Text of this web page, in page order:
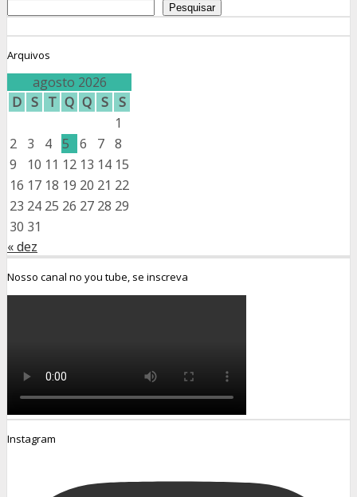
Pesquisar
Arquivos
agosto 2026
D S T Q Q S
S
1
2
3 4 5 6 7 8
9
10 11 12 13 14 15
16 17 18 19 20 21 22
23 24 25 26 27 28 29
30 31
« dez
Nosso canal no you tube, se inscreva
Instagram